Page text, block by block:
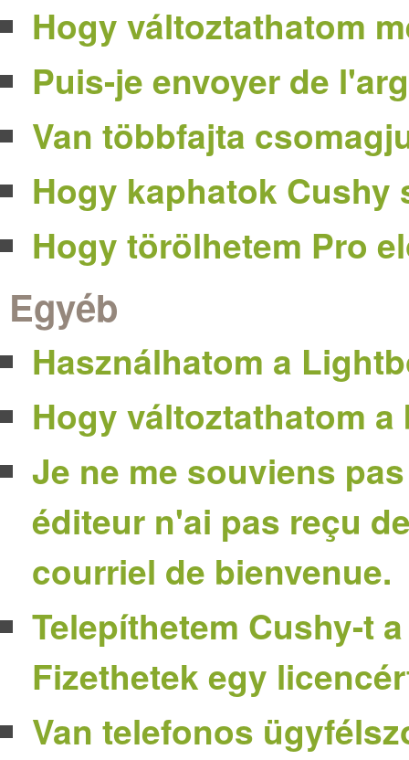
Hogy változtathatom
Puis-je envoyer de
Van többfajta
Hogy kaphatok Cushy
Hogy törölhetem Pro
Egyéb
Használhatom a
Hogy változtathatom
Je ne me souviens
éditeur n'ai pas reçu
courriel de bienvenue.
Telepíthetem Cushy-t
Fizethetek egy
Van telefonos